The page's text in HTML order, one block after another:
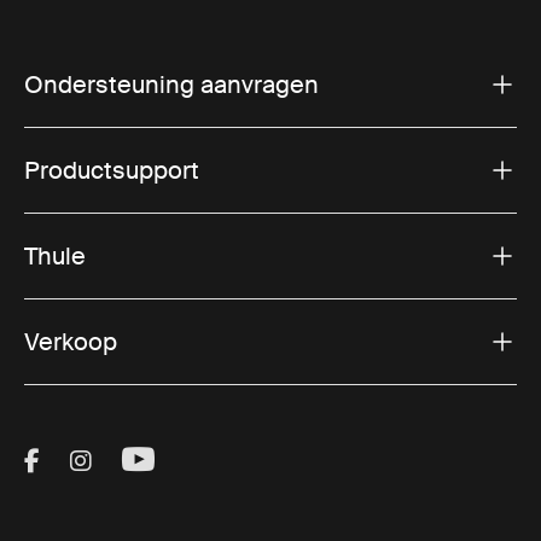
Ondersteuning aanvragen
Productsupport
Thule
Verkoop
Visit Thule on Facebook (external link)
Visit Thule on Instagram (external link)
Visit Thule on Youtube (external